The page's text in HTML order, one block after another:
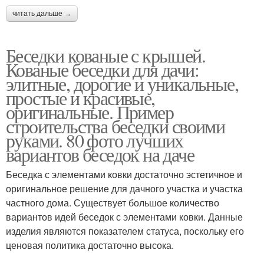
читать дальше →
Беседки кованые с крышей.
Кованые беседки для дачи:
элитные, дорогие и уникальные,
простые и красивые,
оригинальные. Пример
строительства беседки своими
руками. 80 фото лучших
вариантов беседок на даче
Беседка с элементами ковки достаточно эстетичное и
оригинальное решение для дачного участка и участка
частного дома. Существует большое количество
вариантов идей беседок с элементами ковки. Данные
изделия являются показателем статуса, поскольку его
ценовая политика достаточно высока.